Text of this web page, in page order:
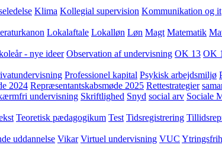
Klima Kollegial supervision Kommunikation og it
Lokalaftale Lokalløn Løn Magt Matematik
- nye ideer Observation af undervisning OK 13 OK
Professionel kapital Psykisk arbejdsmiljø
2024 Repræsentantskabsmøde 2025 Rettestrategier
undervisning Skriftlighed Snyd social arv Sociale
Teoretisk pædagogikum Test Tidsregistrering
uddannelse Vikar Virtuel undervisning VUC